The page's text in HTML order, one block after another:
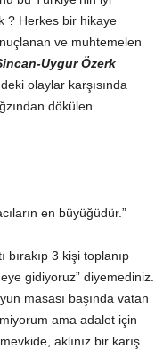
? Herkes bir hikaye
ve muhtemelen
Uygur Özerk
olaylar karşısında
dökülen
en büyüğüdür.”
bırakıp 3 kişi toplanıp
gidiyoruz” diyemediniz.
masası başında vatan
ama adalet için
aklınız bir karış